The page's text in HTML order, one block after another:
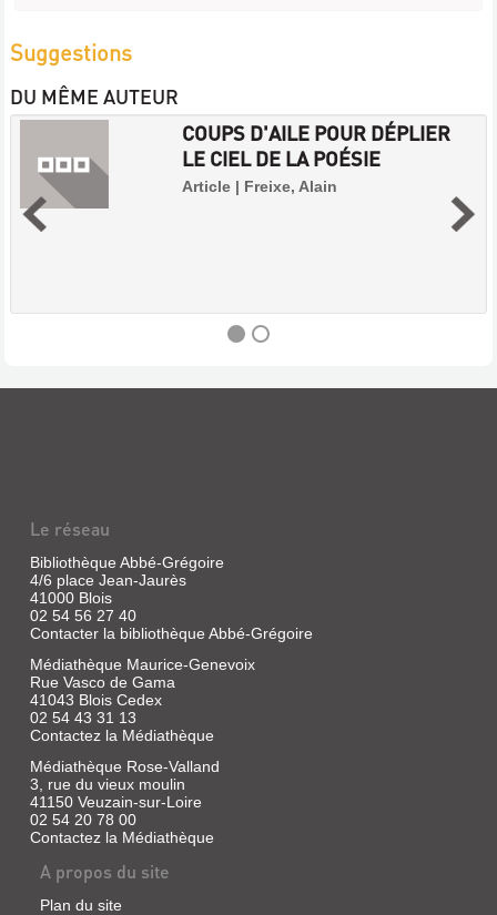
Suggestions
DU MÊME AUTEUR
COUPS D'AILE POUR DÉPLIER
LE CIEL DE LA POÉSIE
Article | Freixe, Alain
CIEL
DE
LA
POÉSIE
Article
Freixe,
Alain
COMME
DES
PAS
QUI
S'ÉLOIGNENT
Le réseau
Bibliothèque Abbé-Grégoire
4/6 place Jean-Jaurès
41000 Blois
02 54 56 27 40
Contacter la bibliothèque Abbé-Grégoire
Médiathèque Maurice-Genevoix
Rue Vasco de Gama
41043 Blois Cedex
02 54 43 31 13
Contactez la Médiathèque
Médiathèque Rose-Valland
3, rue du vieux moulin
41150 Veuzain-sur-Loire
02 54 20 78 00
Contactez la Médiathèque
A propos du site
Plan du site